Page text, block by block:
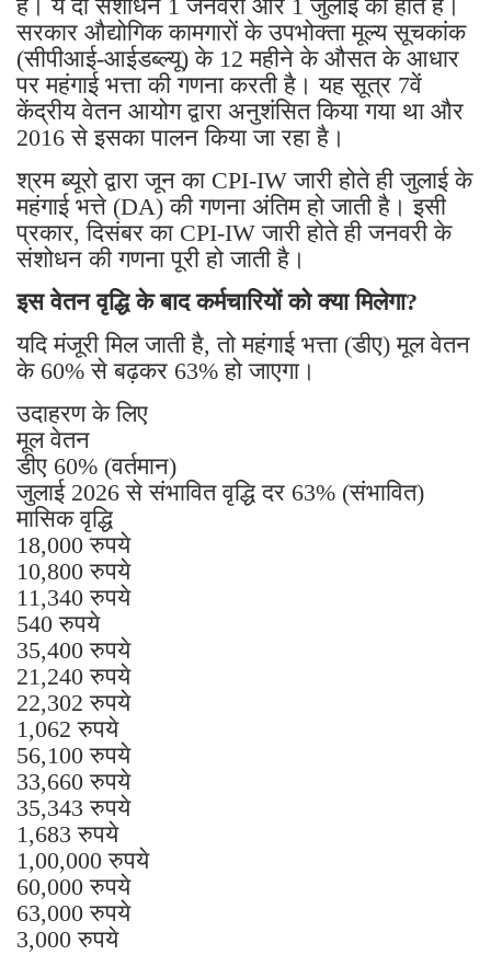
है। ये दो संशोधन 1 जनवरी और 1 जुलाई को होते हैं।
सरकार औद्योगिक कामगारों के उपभोक्ता मूल्य सूचकांक
(सीपीआई-आईडब्ल्यू) के 12 महीने के औसत के आधार
पर महंगाई भत्ता की गणना करती है। यह सूत्र 7वें
केंद्रीय वेतन आयोग द्वारा अनुशंसित किया गया था और
2016 से इसका पालन किया जा रहा है।
श्रम ब्यूरो द्वारा जून का CPI-IW जारी होते ही जुलाई के
महंगाई भत्ते (DA) की गणना अंतिम हो जाती है। इसी
प्रकार, दिसंबर का CPI-IW जारी होते ही जनवरी के
संशोधन की गणना पूरी हो जाती है।
इस वेतन वृद्धि के बाद कर्मचारियों को क्या मिलेगा?
यदि मंजूरी मिल जाती है, तो महंगाई भत्ता (डीए) मूल वेतन
के 60% से बढ़कर 63% हो जाएगा।
उदाहरण के लिए
मूल वेतन
डीए 60% (वर्तमान)
जुलाई 2026 से संभावित वृद्धि दर 63% (संभावित)
मासिक वृद्धि
18,000 रुपये
10,800 रुपये
11,340 रुपये
540 रुपये
35,400 रुपये
21,240 रुपये
22,302 रुपये
1,062 रुपये
56,100 रुपये
33,660 रुपये
35,343 रुपये
1,683 रुपये
1,00,000 रुपये
60,000 रुपये
63,000 रुपये
3,000 रुपये